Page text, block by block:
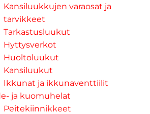
Kansiluukkujen varaosat ja
tarvikkeet
Tarkastusluukut
Hyttysverkot
Huoltoluukut
Kansiluukut
Ikkunat ja ikkunaventtiilit
ja kuomuhelat
Peitekiinnikkeet